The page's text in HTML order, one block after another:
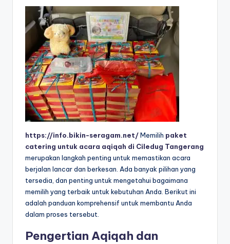
https://info.bikin-seragam.net/Memilih paket
catering untuk acara aqiqah di Ciledug Tangerang
merupakan langkah penting untuk memastikan acara
berjalan lancar dan berkesan. Ada banyak pilihan yang
tersedia, dan penting untuk mengetahui bagaimana
memilih yang terbaik untuk kebutuhan Anda. Berikut ini
adalah panduan komprehensif untuk membantu Anda
dalam proses tersebut.
Pengertian Aqiqah dan